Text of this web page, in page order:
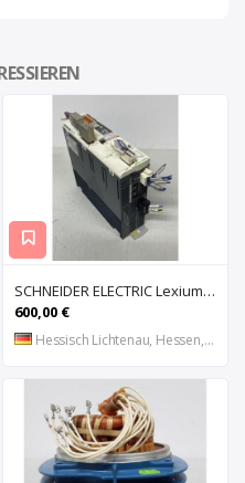
SCHNEIDER ELECTRIC Lexium 32 LXM32MU90M2 AC-Servoantrieb, Servoregler, Antriebsregler, Serv
600,00 €
Hessisch Lichtenau, Hessen, DE